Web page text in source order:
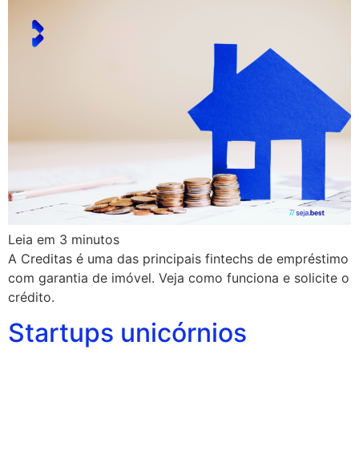
Leia em 3 minutos
A Creditas é uma das principais fintechs de empréstimo
com garantia de imóvel. Veja como funciona e solicite o
crédito.
Startups unicórnios